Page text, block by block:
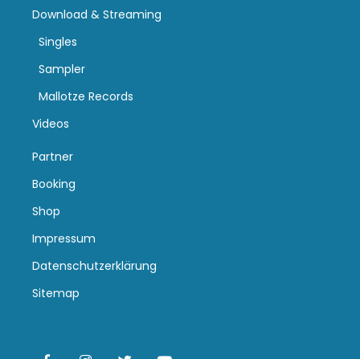
Download & Streaming
Singles
Sampler
Mallotze Records
Videos
Partner
Booking
Shop
Impressum
Datenschutzerklärung
Sitemap